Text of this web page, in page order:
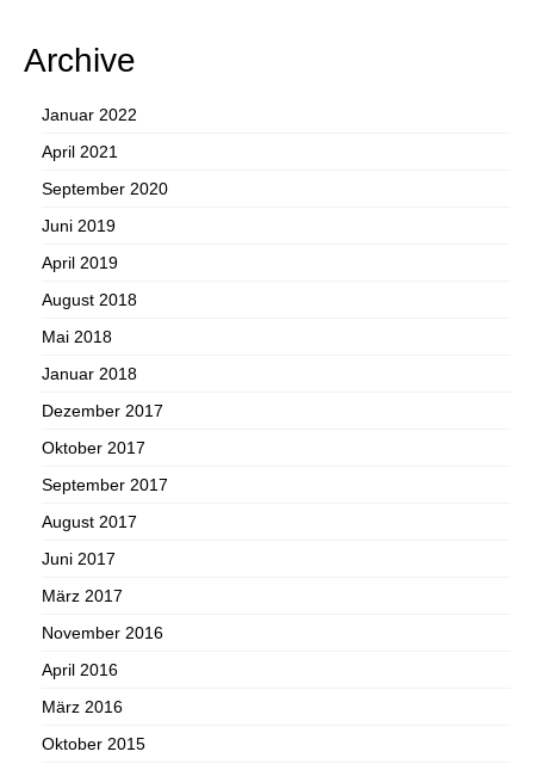
Archive
Januar 2022
April 2021
September 2020
Juni 2019
April 2019
August 2018
Mai 2018
Januar 2018
Dezember 2017
Oktober 2017
September 2017
August 2017
Juni 2017
März 2017
November 2016
April 2016
März 2016
Oktober 2015